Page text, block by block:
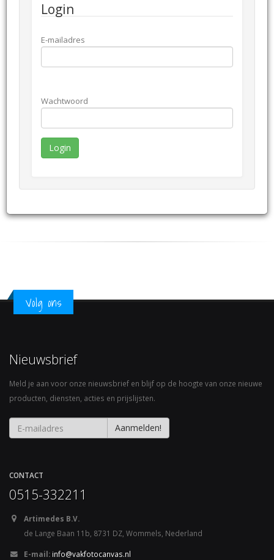
Login
E-mailadres
Wachtwoord
Login
Volg ons
Nieuwsbrief
Meld je aan voor onze nieuwsbrief en blijf op de hoogte van onze nieuwe
producten, diensten, acties en prijslijsten.
CONTACT
0515-332211
Artimedes B.V.
de Lange Baan 11b, 8731 DZ, Wommels, Nederland
E-mail: info@vakfotocanvas.nl